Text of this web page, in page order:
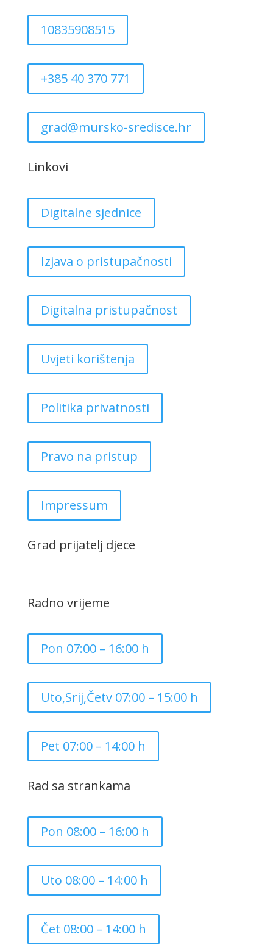
10835908515
+385 40 370 771
grad@mursko-sredisce.hr
Linkovi
Digitalne sjednice
Izjava o pristupačnosti
Digitalna pristupačnost
Uvjeti korištenja
Politika privatnosti
Pravo na pristup
Impressum
Grad prijatelj djece
Radno vrijeme
Pon 07:00 – 16:00 h
Uto,Srij,Četv 07:00 – 15:00 h
Pet 07:00 – 14:00 h
Rad sa strankama
Pon 08:00 – 16:00 h
Uto 08:00 – 14:00 h
Čet 08:00 – 14:00 h